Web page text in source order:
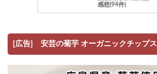
感想(94件)
[広告] 安芸の菊芋 オーガニックチップス